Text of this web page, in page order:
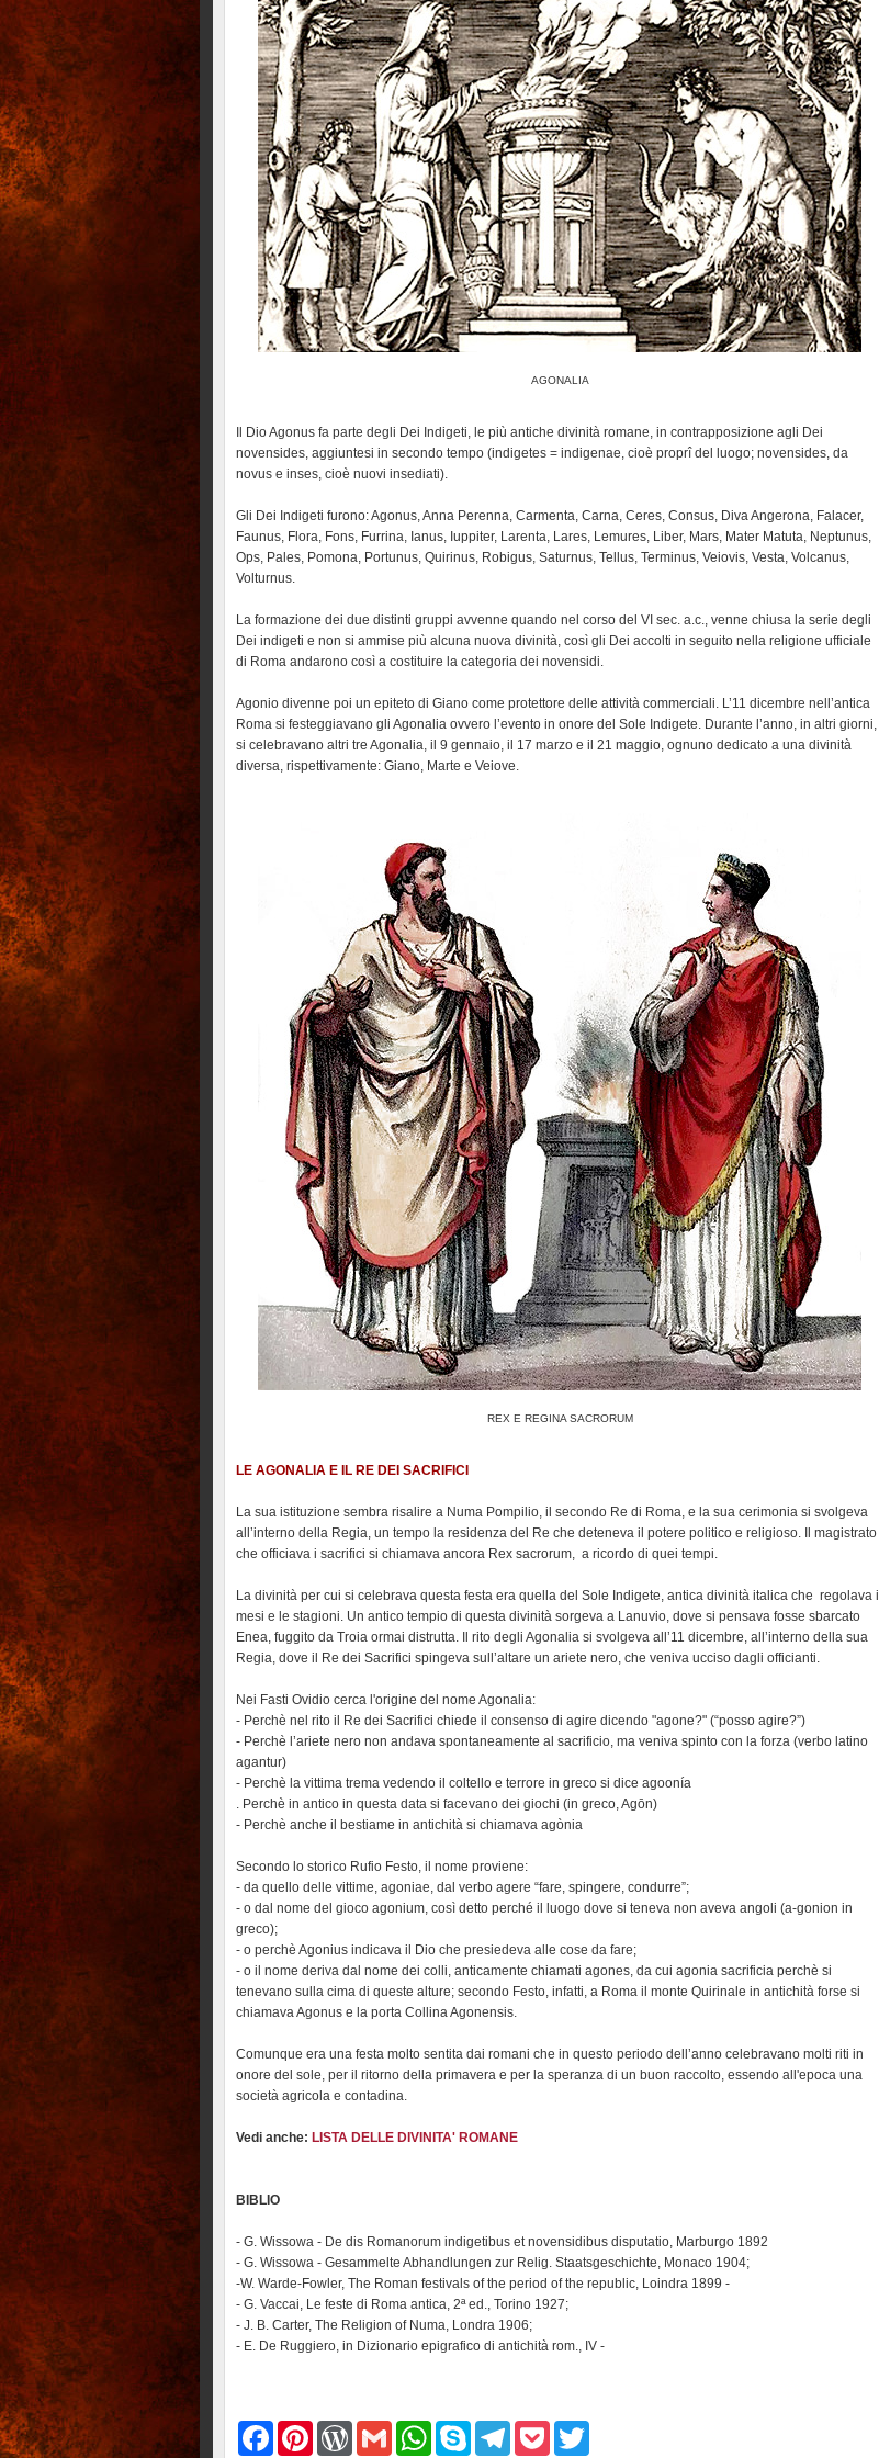
AGONALIA
Il Dio Agonus fa parte degli Dei Indigeti, le più antiche divinità romane, in contrapposizione agli Dei
novensides, aggiuntesi in secondo tempo (indigetes = indigenae, cioè proprî del luogo; novensides, da
novus e inses, cioè nuovi insediati).
Gli Dei Indigeti furono: Agonus, Anna Perenna, Carmenta, Carna, Ceres, Consus, Diva Angerona, Falacer,
Faunus, Flora, Fons, Furrina, Ianus, Iuppiter, Larenta, Lares, Lemures, Liber, Mars, Mater Matuta, Neptunus,
Ops, Pales, Pomona, Portunus, Quirinus, Robigus, Saturnus, Tellus, Terminus, Veiovis, Vesta, Volcanus,
Volturnus.
La formazione dei due distinti gruppi avvenne quando nel corso del VI sec. a.c., venne chiusa la serie degli
Dei indigeti e non si ammise più alcuna nuova divinità, così gli Dei accolti in seguito nella religione ufficiale
di Roma andarono così a costituire la categoria dei novensidi.
Agonio divenne poi un epiteto di Giano come protettore delle attività commerciali. L’11 dicembre nell’antica
Roma si festeggiavano gli Agonalia ovvero l’evento in onore del Sole Indigete. Durante l’anno, in altri giorni,
si celebravano altri tre Agonalia, il 9 gennaio, il 17 marzo e il 21 maggio, ognuno dedicato a una divinità
diversa, rispettivamente: Giano, Marte e Veiove.
REX E REGINA SACRORUM
LE AGONALIA E IL RE DEI SACRIFICI
La sua istituzione sembra risalire a Numa Pompilio, il secondo Re di Roma, e la sua cerimonia si svolgeva
all’interno della Regia, un tempo la residenza del Re che deteneva il potere politico e religioso. Il magistrato
che officiava i sacrifici si chiamava ancora Rex sacrorum, a ricordo di quei tempi.
La divinità per cui si celebrava questa festa era quella del Sole Indigete, antica divinità italica che regolava i
mesi e le stagioni. Un antico tempio di questa divinità sorgeva a Lanuvio, dove si pensava fosse sbarcato
Enea, fuggito da Troia ormai distrutta. Il rito degli Agonalia si svolgeva all’11 dicembre, all’interno della sua
Regia, dove il Re dei Sacrifici spingeva sull’altare un ariete nero, che veniva ucciso dagli officianti.
Nei Fasti Ovidio cerca l'origine del nome Agonalia:
- Perchè nel rito il Re dei Sacrifici chiede il consenso di agire dicendo "agone?" (“posso agire?”)
- Perchè l’ariete nero non andava spontaneamente al sacrificio, ma veniva spinto con la forza (verbo latino
agantur)
- Perchè la vittima trema vedendo il coltello e terrore in greco si dice agoonía
. Perchè in antico in questa data si facevano dei giochi (in greco, Agōn)
- Perchè anche il bestiame in antichità si chiamava agònia
Secondo lo storico Rufio Festo, il nome proviene:
- da quello delle vittime, agoniae, dal verbo agere “fare, spingere, condurre”;
- o dal nome del gioco agonium, così detto perché il luogo dove si teneva non aveva angoli (a-gonion in
greco);
- o perchè Agonius indicava il Dio che presiedeva alle cose da fare;
- o il nome deriva dal nome dei colli, anticamente chiamati agones, da cui agonia sacrificia perchè si
tenevano sulla cima di queste alture; secondo Festo, infatti, a Roma il monte Quirinale in antichità forse si
chiamava Agonus e la porta Collina Agonensis.
Comunque era una festa molto sentita dai romani che in questo periodo dell’anno celebravano molti riti in
onore del sole, per il ritorno della primavera e per la speranza di un buon raccolto, essendo all'epoca una
società agricola e contadina.
Vedi anche: LISTA DELLE DIVINITA' ROMANE
BIBLIO
- G. Wissowa - De dis Romanorum indigetibus et novensidibus disputatio, Marburgo 1892
- G. Wissowa - Gesammelte Abhandlungen zur Relig. Staatsgeschichte, Monaco 1904;
-W. Warde-Fowler, The Roman festivals of the period of the republic, Loindra 1899 -
- G. Vaccai, Le feste di Roma antica, 2ª ed., Torino 1927;
- J. B. Carter, The Religion of Numa, Londra 1906;
- E. De Ruggiero, in Dizionario epigrafico di antichità rom., IV -
W
m
W